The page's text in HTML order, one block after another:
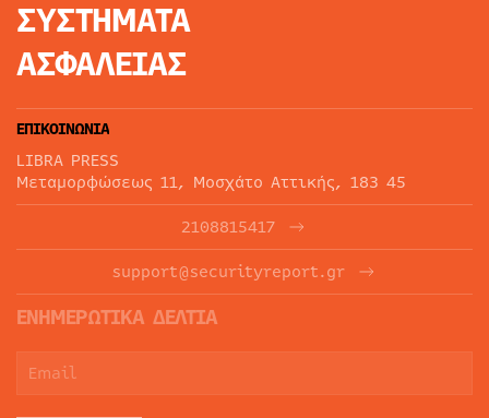
ΣΥΣΤΗΜΑΤΑ
ΑΣΦΑΛΕΙΑΣ
ΕΠΙΚΟΙΝΩΝΙΑ
LIBRA PRESS
Μεταμορφώσεως 11, Μοσχάτο Αττικής, 183 45
2108815417
support@securityreport.gr
ΕΝΗΜΕΡΩΤΙΚΑ ΔΕΛΤΙΑ